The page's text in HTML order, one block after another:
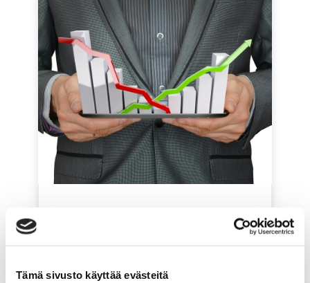
Tämä sivusto käyttää evästeitä
muita verouutisia